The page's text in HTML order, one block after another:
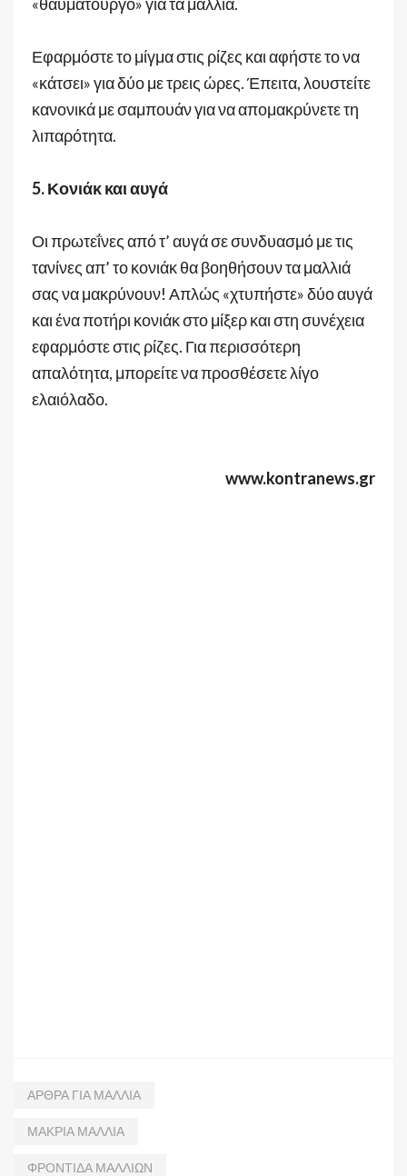
Εφαρμόστε το μίγμα στις ρίζες και αφήστε το να
«κάτσει» για δύο με τρεις ώρες. Έπειτα, λουστείτε
κανονικά με σαμπουάν για να απομακρύνετε τη
λιπαρότητα.
5. Κονιάκ και αυγά
Οι πρωτεΐνες από τ’ αυγά σε συνδυασμό με τις
τανίνες απ’ το κονιάκ θα βοηθήσουν τα μαλλιά
σας να μακρύνουν! Απλώς «χτυπήστε» δύο αυγά
και ένα ποτήρι κονιάκ στο μίξερ και στη συνέχεια
εφαρμόστε στις ρίζες. Για περισσότερη
απαλότητα, μπορείτε να προσθέσετε λίγο
ελαιόλαδο.
www.kontranews.gr
ΑΡΘΡΑ ΓΙΑ ΜΑΛΛΙΑ
ΜΑΚΡΙΑ ΜΑΛΛΙΑ
ΦΡΟΝΤΙΔΑ ΜΑΛΛΙΩΝ